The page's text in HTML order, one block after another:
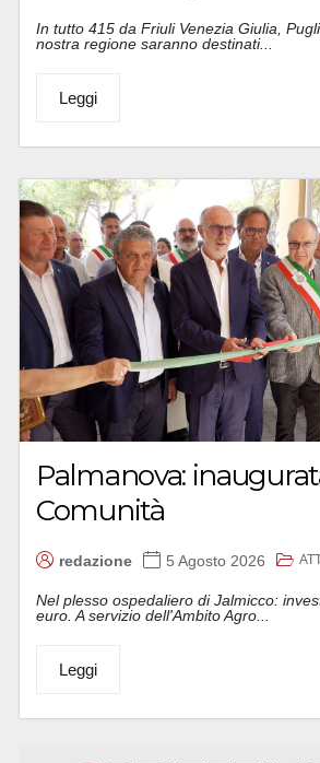
In tutto 415 da Friuli Venezia Giulia,
nostra regione saranno destinati...
Leggi
Palmanova:
Comunità
redazione 5 Agosto 2026
Nel plesso ospedaliero di Jalmicco:
euro. A servizio dell'Ambito Agro...
Leggi